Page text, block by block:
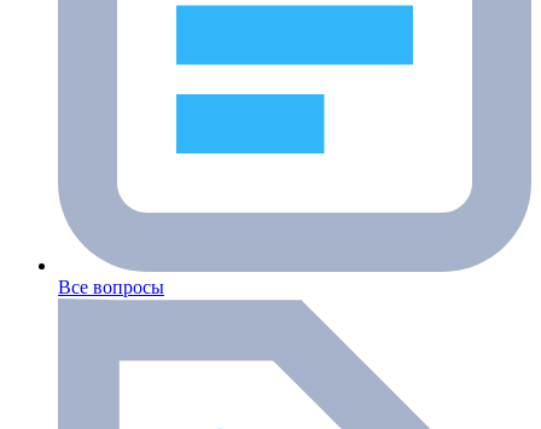
Все вопросы